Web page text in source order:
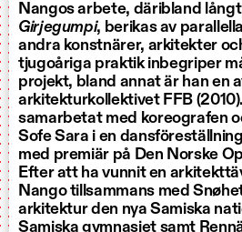
Nangos arbete, däribland
Girjegumpi, berikas av
andra konstnärer, arkitekter
tjugoåriga praktik inbegriper
projekt, bland annat är han en
arkitekturkollektivet FFB
samarbetat med koreografen
Sofe Sara i en
med premiär på Den Norske
Efter att ha vunnit en
Nango tillsammans med
arkitektur den nya Samiska
Samiska gymnasiet samt